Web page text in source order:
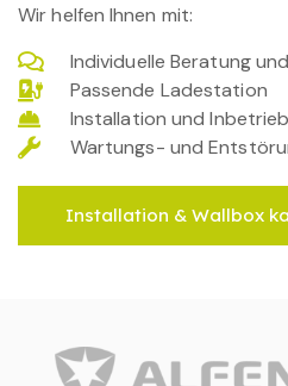
Wir helfen Ihnen mit:
Individuelle Beratung
Passende Ladestation
Installation und
Wartungs- und
Installation & Wallbox